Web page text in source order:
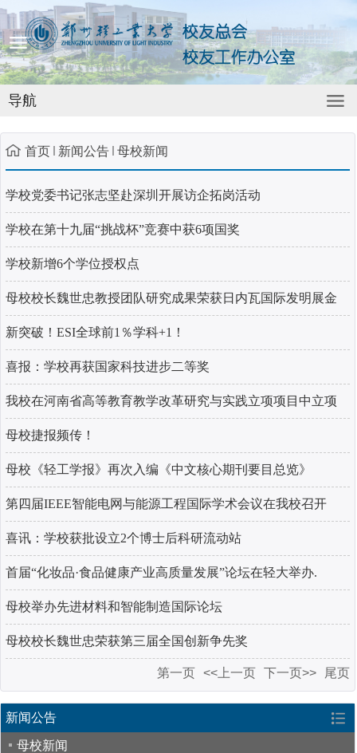
导航
首页 新闻公告 母校新闻
学校党委书记张志坚赴深圳开展访企拓岗活动
学校在第十九届“挑战杯”竞赛中获6项国奖
学校新增6个学位授权点
母校校长魏世忠教授团队研究成果荣获日内瓦国际发明展金
奖
新突破！ESI全球前1％学科+1！
喜报：学校再获国家科技进步二等奖
我校在河南省高等教育教学改革研究与实践立项项目中立项
数量再创...
母校捷报频传！
母校《轻工学报》再次入编《中文核心期刊要目总览》
第四届IEEE智能电网与能源工程国际学术会议在我校召开
喜讯：学校获批设立2个博士后科研流动站
首届“化妆品·食品健康产业高质量发展”论坛在轻大举办.
母校举办先进材料和智能制造国际论坛
母校校长魏世忠荣获第三届全国创新争先奖
第一页 <<上一页 下一页>> 尾页
新闻公告
母校新闻